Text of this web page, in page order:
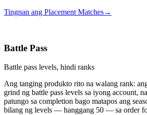
Tingnan ang Placement Matches→
Battle Pass
Battle pass levels, hindi ranks
Ang tanging produkto rito na walang rank:
grind ng battle pass levels sa iyong account,
patungo sa completion bago matapos ang
bilang ng levels — hanggang 50 — sa order